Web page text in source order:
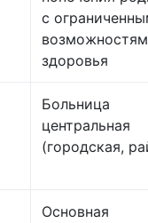
с
здоровья
Больница
центральная
(городская,
Основная